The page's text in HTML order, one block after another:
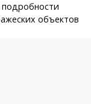
объектов